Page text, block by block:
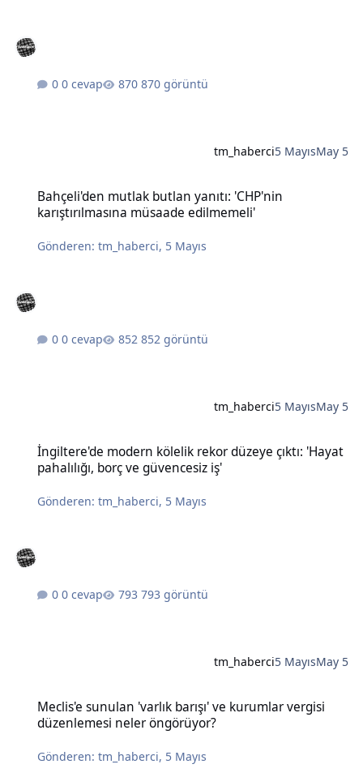
0 cevap 870 görüntü
tm_haberci5 MayısMay 5
Bahçeli'den mutlak butlan yanıtı: 'CHP'nin
karıştırılmasına müsaade edilmemeli'
Gönderen:tm_haberci, 5 Mayıs
0 cevap 852 görüntü
tm_haberci5 MayısMay 5
İngiltere'de modern kölelik rekor düzeye çıktı: 'Hayat
pahalılığı, borç ve güvencesiz iş'
Gönderen:tm_haberci, 5 Mayıs
0 cevap 793 görüntü
tm_haberci5 MayısMay 5
Meclis'e sunulan 'varlık barışı' ve kurumlar vergisi
düzenlemesi neler öngörüyor?
Gönderen:tm_haberci, 5 Mayıs